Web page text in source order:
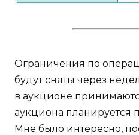
Ограничения по
будут сняты через
в аукционе
аукциона планируется
Мне было интересно,